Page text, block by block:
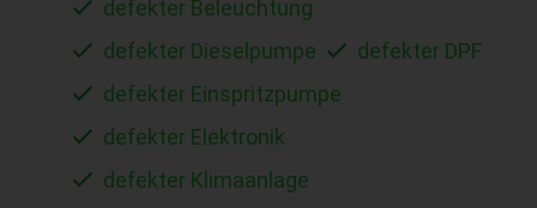
defekter Beleuchtung
defekter Dieselpumpe
defekter DPF
defekter Einspritzpumpe
defekter Elektronik
defekter Klimaanlage